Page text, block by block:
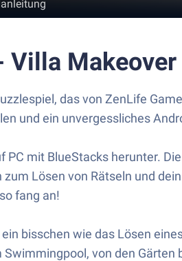
Villa
das von ZenLife
und ein unvergessliches
mit BlueStacks herunter.
Lösen von Rätseln und
fang an!
bisschen wie das Lösen
von den